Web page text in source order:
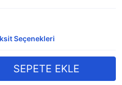
Seçenekleri